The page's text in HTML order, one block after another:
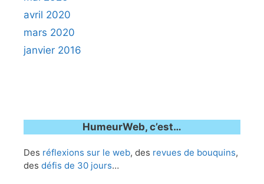
avril 2020
mars 2020
janvier 2016
HumeurWeb, c’est…
Des réflexions sur le web, des revues de bouquins,
des défis de 30 jours…